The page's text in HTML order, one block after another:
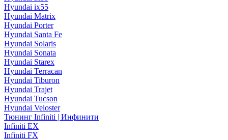
Hyundai ix55
Hyundai Matrix
Hyundai Porter
Hyundai Santa Fe
Hyundai Solaris
Hyundai Sonata
Hyundai Starex
Hyundai Terracan
Hyundai Tiburon
Hyundai Trajet
Hyundai Tucson
Hyundai Veloster
Тюнинг Infiniti | Инфинити
Infiniti EX
Infiniti FX